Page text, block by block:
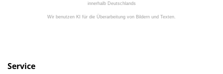
innerhalb Deutschlands
Wir benutzen KI für die Überarbeitung von Bildern und Texten.
Service